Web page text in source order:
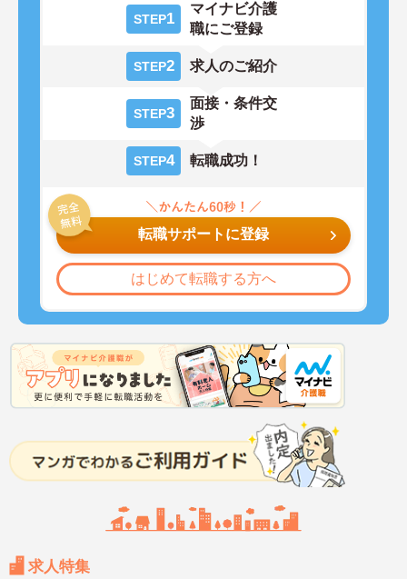
STEP1
マイナビ介護
職にご登録
STEP2 求人のご紹介
STEP3
面接・条件交
渉
STEP4 転職成功！
転職サポートに登録
はじめて転職する方へ
求人特集